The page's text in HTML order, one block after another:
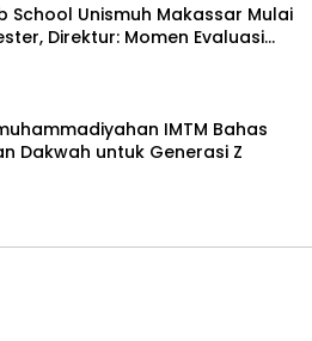
School Unismuh Makassar Mulai
Direktur: Momen Evaluasi
IMTM Bahas
Dakwah untuk Generasi Z